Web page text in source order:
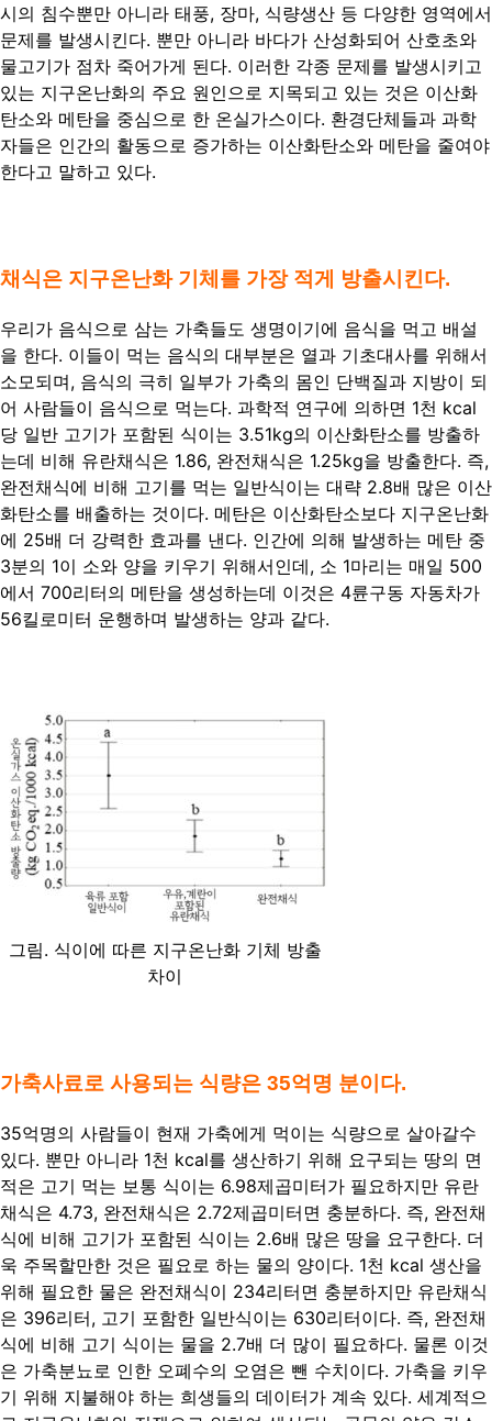
시의 침수뿐만 아니라 태풍, 장마, 식량생산 등 다양한 영역에서
문제를 발생시킨다. 뿐만 아니라 바다가 산성화되어 산호초와
물고기가 점차 죽어가게 된다. 이러한 각종 문제를 발생시키고
있는 지구온난화의 주요 원인으로 지목되고 있는 것은 이산화
탄소와 메탄을 중심으로 한 온실가스이다. 환경단체들과 과학
자들은 인간의 활동으로 증가하는 이산화탄소와 메탄을 줄여야
한다고 말하고 있다.
채식은 지구온난화 기체를 가장 적게 방출시킨다.
우리가 음식으로 삼는 가축들도 생명이기에 음식을 먹고 배설
을 한다. 이들이 먹는 음식의 대부분은 열과 기초대사를 위해서
소모되며, 음식의 극히 일부가 가축의 몸인 단백질과 지방이 되
어 사람들이 음식으로 먹는다. 과학적 연구에 의하면 1천 kcal
당 일반 고기가 포함된 식이는 3.51kg의 이산화탄소를 방출하
는데 비해 유란채식은 1.86, 완전채식은 1.25kg을 방출한다. 즉,
완전채식에 비해 고기를 먹는 일반식이는 대략 2.8배 많은 이산
화탄소를 배출하는 것이다. 메탄은 이산화탄소보다 지구온난화
에 25배 더 강력한 효과를 낸다. 인간에 의해 발생하는 메탄 중
3분의 1이 소와 양을 키우기 위해서인데, 소 1마리는 매일 500
에서 700리터의 메탄을 생성하는데 이것은 4륜구동 자동차가
56킬로미터 운행하며 발생하는 양과 같다.
그림. 식이에 따른 지구온난화 기체 방출
차이
가축사료로 사용되는 식량은 35억명 분이다.
35억명의 사람들이 현재 가축에게 먹이는 식량으로 살아갈수
있다. 뿐만 아니라 1천 kcal를 생산하기 위해 요구되는 땅의 면
적은 고기 먹는 보통 식이는 6.98제곱미터가 필요하지만 유란
채식은 4.73, 완전채식은 2.72제곱미터면 충분하다. 즉, 완전채
식에 비해 고기가 포함된 식이는 2.6배 많은 땅을 요구한다. 더
욱 주목할만한 것은 필요로 하는 물의 양이다. 1천 kcal 생산을
위해 필요한 물은 완전채식이 234리터면 충분하지만 유란채식
은 396리터, 고기 포함한 일반식이는 630리터이다. 즉, 완전채
식에 비해 고기 식이는 물을 2.7배 더 많이 필요하다. 물론 이것
은 가축분뇨로 인한 오폐수의 오염은 뺀 수치이다. 가축을 키우
기 위해 지불해야 하는 희생들의 데이터가 계속 있다. 세계적으